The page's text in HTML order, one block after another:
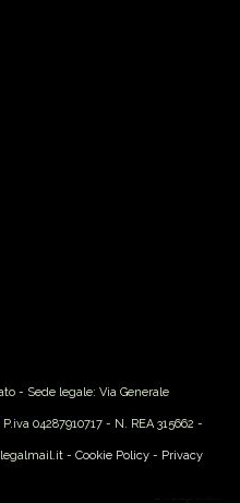
- Sede legale: Via Generale
04287910717 - N. REA 315662 -
- Cookie Policy- Privacy